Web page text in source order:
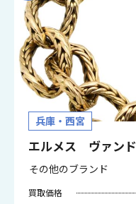
兵庫・西宮
エルメス ヴァン
その他のブランド
買取価格